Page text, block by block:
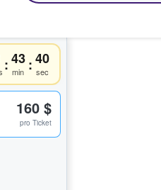
:43
min :39
sec
160 $
pro Ticket